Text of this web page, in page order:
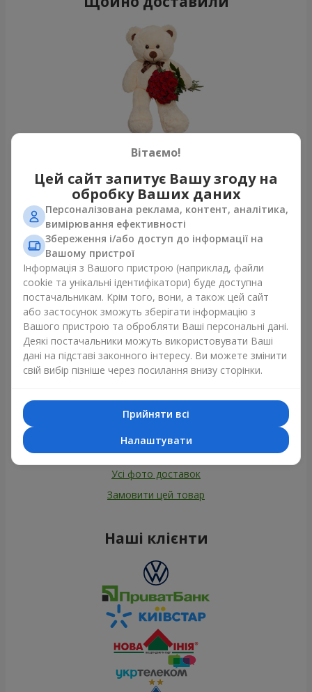
Гігантський бежевий ведмедик і 25 червоних троянд
Харків
Фотогалерея
Усі фото доставок
Замовити цей товар
Наші клієнти
Вітаємо!
Цей сайт запитує Вашу згоду на
обробку Ваших даних
Персоналізована реклама, контент, аналітика,
вимірювання ефективності
Збереження і/або доступ до інформації на
Вашому пристрої
Інформація з Вашого пристрою (наприклад, файли
cookie та унікальні ідентифікатори) буде доступна
постачальникам. Крім того, вони, а також цей сайт
або застосунок зможуть зберігати інформацію з
Вашого пристрою та обробляти Ваші персональні дані.
Деякі постачальники можуть використовувати Ваші
дані на підставі законного інтересу. Ви можете змінити
свій вибір пізніше через посилання внизу сторінки.
Прийняти всі
Налаштувати